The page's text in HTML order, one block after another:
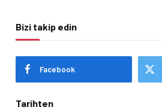
Bizi takip edin
Facebook
Tarihten